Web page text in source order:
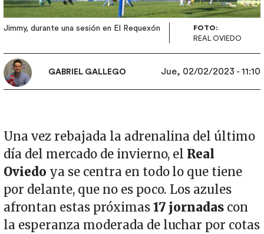
Jimmy, durante una sesión en El Requexón
FOTO:
REAL OVIEDO
GABRIEL GALLEGO Jue, 02/02/2023 - 11:10
Una vez rebajada la adrenalina del último
día del mercado de invierno, el Real
Oviedo ya se centra en todo lo que tiene
por delante, que no es poco. Los azules
afrontan estas próximas17 jornadas con
la esperanza moderada de luchar por cotas